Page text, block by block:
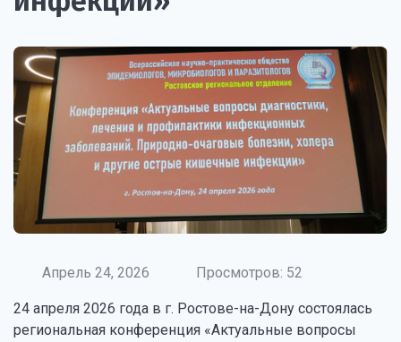
Апрель 24, 2026 Просмотров: 52
24 апреля 2026 года в г. Ростове-на-Дону состоялась
региональная конференция «Актуальные вопросы